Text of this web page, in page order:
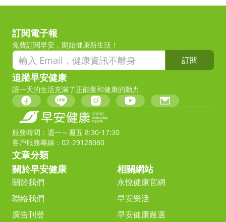
訂閱電子報
免費訂閱早安，開始健康新生活！
訂閱
追蹤早安健康
讓一天的生活充滿了正能量和健康的動力
服務時間：週一～週五 8:30-17:30
客戶服務專線：02-29128060
文章分類
關於早安健康
關於我們
聯絡我們
廣告刊登
相關網站
永悅健康官網
早安樂活
早安健康嚴選